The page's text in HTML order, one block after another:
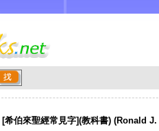
[希伯來聖經常見字](教科書) (Ronald